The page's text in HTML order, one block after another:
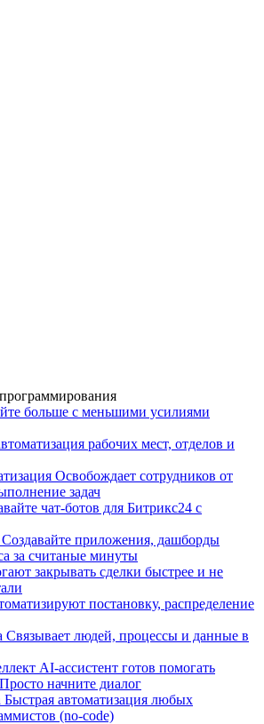
больше с меньшими усилиями
рабочих мест, отделов и
Освобождает сотрудников от
задач
чат-ботов для Битрикс24 с
Создавайте приложения, дашборды
за считаные минуты
закрывать сделки быстрее и не
постановку, распределение
Связывает людей, процессы и данные в
AI-ассистент готов помогать
начните диалог
Быстрая автоматизация любых
(no-code)